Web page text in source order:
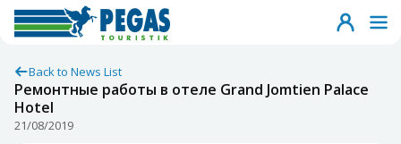
Back to News List
Ремонтные работы в отеле Grand Jomtien Palace
Hotel
21/08/2019